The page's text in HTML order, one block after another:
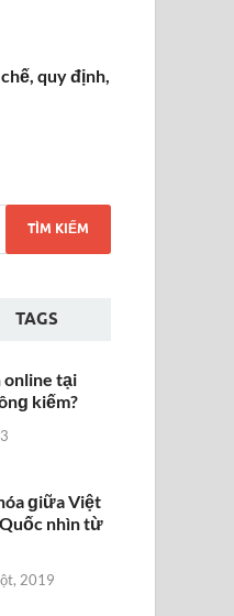
quy định,
TAGS
online tại
kiếm?
ɡiữa Việt
nhìn từ
2019